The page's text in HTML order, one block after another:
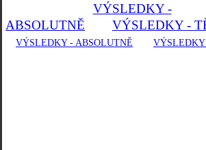
VÝSLEDKY -
ABSOLUTNĚ
VÝSLEDKY -
VÝSLEDKY - ABSOLUTNĚ